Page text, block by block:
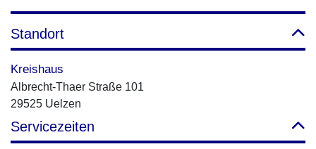
Standort
Kreishaus
Albrecht-Thaer Straße 101
29525 Uelzen
Servicezeiten